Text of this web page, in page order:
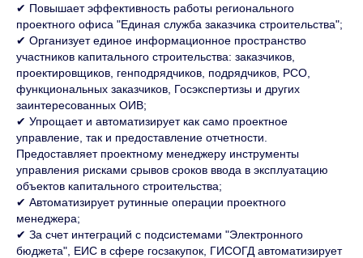
✔ Повышает эффективность работы регионального
проектного офиса "Единая служба заказчика строительства";
✔ Организует единое информационное пространство
участников капитального строительства: заказчиков,
проектировщиков, генподрядчиков, подрядчиков, РСО,
функциональных заказчиков, Госэкспертизы и других
заинтересованных ОИВ;
✔ Упрощает и автоматизирует как само проектное
управление, так и предоставление отчетности.
Предоставляет проектному менеджеру инструменты
управления рисками срывов сроков ввода в эксплуатацию
объектов капитального строительства;
✔ Автоматизирует рутинные операции проектного
менеджера;
✔ За счет интеграций с подсистемами "Электронного
бюджета", ЕИС в сфере госзакупок, ГИСОГД автоматизирует